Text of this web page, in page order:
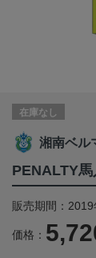
在庫なし
湘南ベル
PENALTY
販売期間：
価格：